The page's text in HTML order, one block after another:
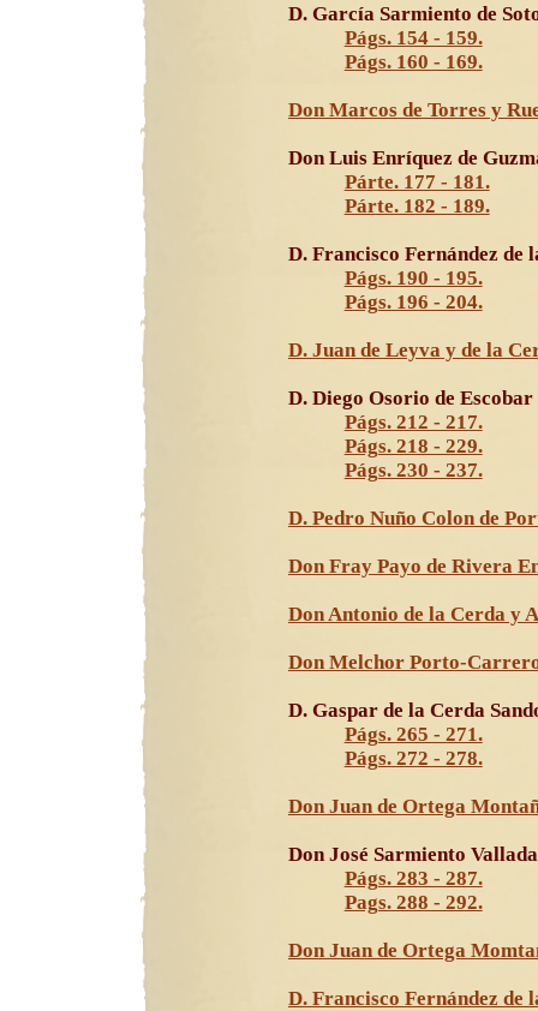
D. García Sarmiento de
Págs. 154 - 159.
Págs. 160 - 169.
Don Marcos de Torres y
Don Luis Enríquez de
Párte. 177 - 181.
Párte. 182 - 189.
D. Francisco Fernández de
Págs. 190 - 195.
Págs. 196 - 204.
D. Juan de Leyva y de la
D. Diego Osorio de
Págs. 212 - 217.
Págs. 218 - 229.
Págs. 230 - 237.
D. Pedro Nuño Colon de
Don Fray Payo de Rivera
Don Antonio de la Cerda y
Don Melchor Porto-
D. Gaspar de la Cerda
Págs. 265 - 271.
Págs. 272 - 278.
Don Juan de Ortega
Don José Sarmiento
Págs. 283 - 287.
Pags. 288 - 292.
Don Juan de Ortega
D. Francisco Fernández de